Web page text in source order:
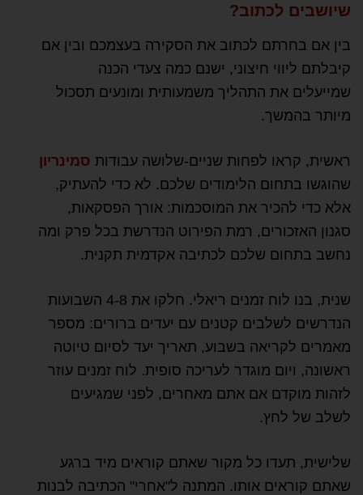
שיושבים לכתוב?
בין אם בחרתם לכתוב את הסקירה בעצמכם ובין אם
קיבלתם ליווי חיצוני, ישנם כמה צעדי הכנה
שמייעלים את התהליך משמעותית ומונעים תסכול
מיותר בהמשך.
ראשית, קראו לפחות שניים-שלושה עבודות סמינריון
שהוגשו בתחום הלימודים שלכם. לא כדי להעתיק,
אלא כדי להכיר את המוסכמות: אורך הפסקאות,
סגנון האזכורים, רמת הפירוט הנדרשת בכל פרק ומה
נחשב בתחום שלכם לכתיבה אקדמית תקנית.
שנית, בנו לוח זמנים ריאלי. חלקו את 4-8 השבועות
הנדרשים לשלבים קטנים עם יעדים ברורים: מספר
מאמרים לקריאה בשבוע, תאריך יעד לסיום טיוטה
ראשונה, ויום מוגדר לעריכה סופית. לוח זמנים עוזר
לזהות מוקדם אם אתם מאחרים, לפני שמגיעים
לשלב של לחץ.
שלישית, תעדו כל מקור שאתם קוראים מיד ברגע
שאתם קוראים אותו. המתנה ל"אחרי" הכתיבה לבנות